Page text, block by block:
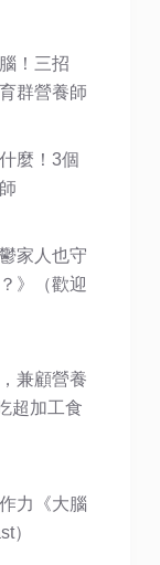
！三招
群營養師
麼！3個
家人也守
》（歡迎
兼顧營養
超加工食
力《大腦
）